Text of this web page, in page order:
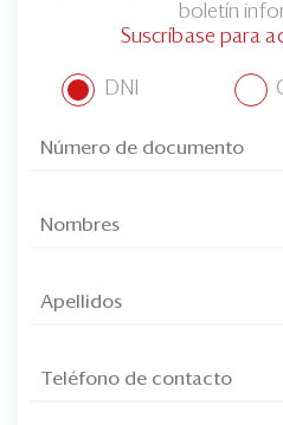
boletín
Suscríbase para
DNI